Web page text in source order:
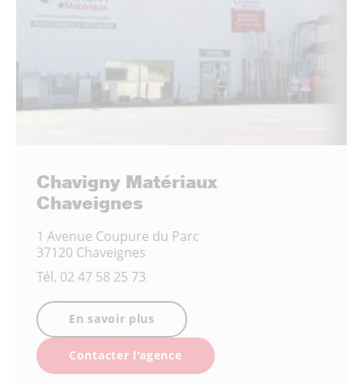
Chavigny Matériaux
Chaveignes
1 Avenue Coupure du Parc
37120 Chaveignes
Tél. 02 47 58 25 73
En savoir plus
Contacter l'agence